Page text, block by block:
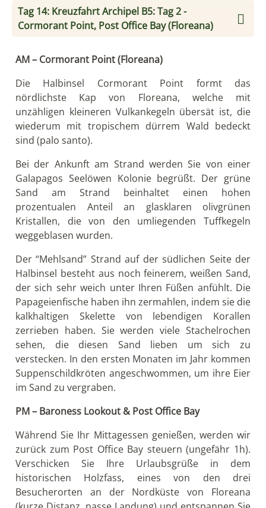
Galapagos Pinguine entdecken! Das ist der einzige
Ort im Südosten der Inseln, wo einige Pinguine
Erleben Sie mit den Schlauchbooten – oder in Ihrem
untergetauchte Kraterränder in der Bucht von
Baroness Ausguck. Erklimmen Sie den Basaltkegel
vom Baroness Ausguck und genießen Sie die
paradiesische Aussicht auf die Küstenlandschaft.
Dieser Aussichtspunkt war einer der Lieblingsorte
der ersten Ansiedler von Floreana, der
exzentrischen Baronin und selbst-ernannten
“Kaiserin von Galapagos” Eloisa von Wagner
Bosquet, welche ihr Haus ein paar Meter dahinter
gebaut hat. Sie und einer ihrer Liebhaber waren die
Ersten einer Serie mysteriöser Vermissten- und
Todesfälle in den 1930er Jahren
Tag 15: Kreuzfahrt Archipel B5 Tag 3 - Gardner
Bucht, Suarez Point (Española)